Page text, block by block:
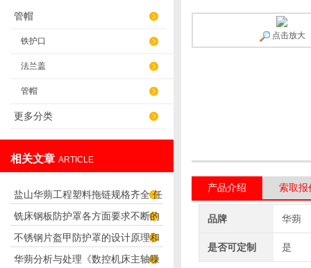
管帽
铁护口
法兰盖
管帽
更多分类
相关文章 ARTICLE
盐山华蒴工程塑料拖链规格齐全 任
君选择！
铣床钢板防护罩各方面要求不断的
提高
不锈钢片盔甲防护罩的设计原理和
应用
华蒴分析与处理《数控机床主轴噪
点击放大
产品介绍 索取报
品牌 华蒴
是否可定制 是